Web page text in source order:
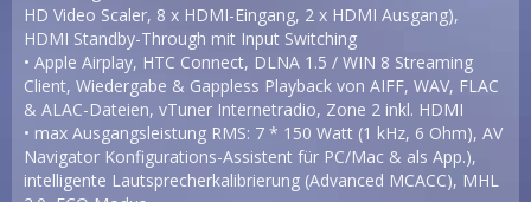
HD Video Scaler, 8 x HDMI-Eingang, 2 x HDMI Ausgang),
HDMI Standby-Through mit Input Switching
• Apple Airplay, HTC Connect, DLNA 1.5 / WIN 8 Streaming
Client, Wiedergabe & Gappless Playback von AIFF, WAV, FLAC
& ALAC-Dateien, vTuner Internetradio, Zone 2 inkl. HDMI
• max Ausgangsleistung RMS: 7 * 150 Watt (1 kHz, 6 Ohm), AV
Navigator Konfigurations-Assistent für PC/Mac & als App.),
intelligente Lautsprecherkalibrierung (Advanced MCACC), MHL